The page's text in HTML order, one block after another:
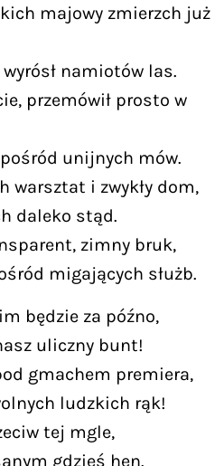
majowy zmierzch już
namiotów las.
przemówił prosto w
unijnych mów.
warsztat i zwykły dom,
daleko stąd.
zimny bruk,
migających służb.
będzie za późno,
uliczny bunt!
gmachem premiera,
ludzkich rąk!
tej mgle,
gdzieś hen.